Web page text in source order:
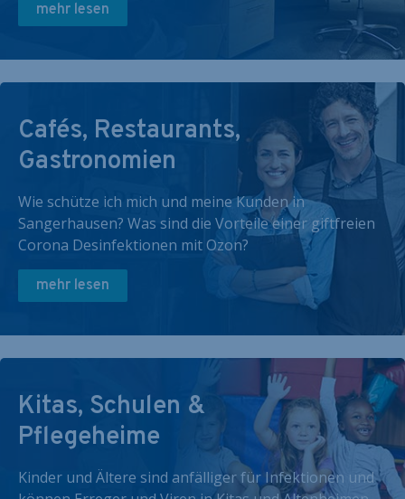
mehr lesen
Cafés, Restaurants,
Gastronomien
Wie schütze ich mich und meine Kunden in
Sangerhausen? Was sind die Vorteile einer giftfreien
Corona Desinfektionen mit Ozon?
mehr lesen
Kitas, Schulen &
Pflegeheime
Kinder und Ältere sind anfälliger für Infektionen und